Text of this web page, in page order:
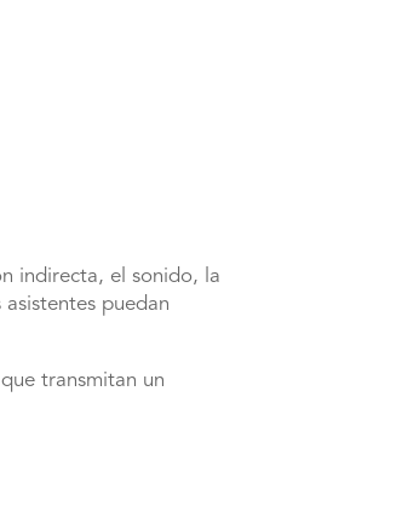
indirecta, el sonido, la
puedan
transmitan un